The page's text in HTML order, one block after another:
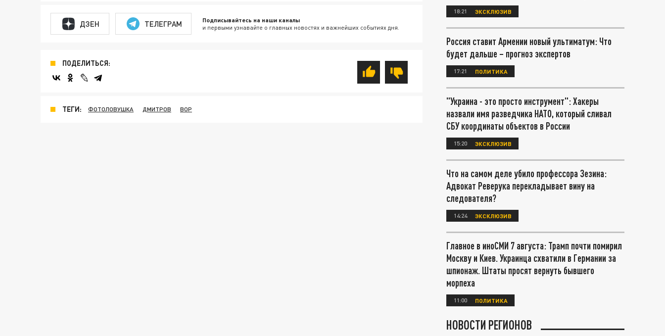
ДЗЕН ТЕЛЕГРАМ Подписывайтесь на наши каналы
и первыми узнавайте о главных новостях и важнейших событиях дня.
ПОДЕЛИТЬСЯ:
ТЕГИ: ФОТОЛОВУШКА ДМИТРОВ ВОР
18:21 ЭКСКЛЮЗИВ
Россия ставит Армении новый ультиматум: Что
будет дальше – прогноз экспертов
17:21 ПОЛИТИКА
"Украина - это просто инструмент": Хакеры
назвали имя разведчика НАТО, который сливал
СБУ координаты объектов в России
15:20 ЭКСКЛЮЗИВ
Что на самом деле убило профессора Зезина:
Адвокат Реверука перекладывает вину на
следователя?
14:24 ЭКСКЛЮЗИВ
Главное в иноСМИ 7 августа: Трамп почти помирил
Москву и Киев. Украинца схватили в Германии за
шпионаж. Штаты просят вернуть бывшего
морпеха
11:00 ПОЛИТИКА
НОВОСТИ РЕГИОНОВ